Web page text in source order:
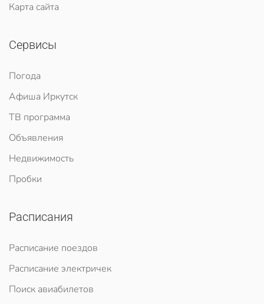
Карта сайта
Сервисы
Погода
Афиша Иркутск
ТВ программа
Объявления
Недвижимость
Пробки
Расписания
Расписание поездов
Расписание электричек
Поиск авиабилетов